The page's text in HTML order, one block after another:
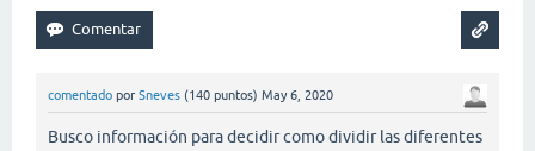
comentado por Sneves (140 puntos) May 6, 2020
Busco información para decidir como dividir las diferentes